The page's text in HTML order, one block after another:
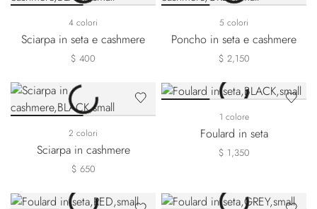
4 colori
Sciarpa in seta e cashmere
$ 400
5 colori
Poncho in seta e cashmere
$ 2,150
2 colori
Sciarpa in cashmere
$ 650
1 colore
Foulard in seta
$ 1,350